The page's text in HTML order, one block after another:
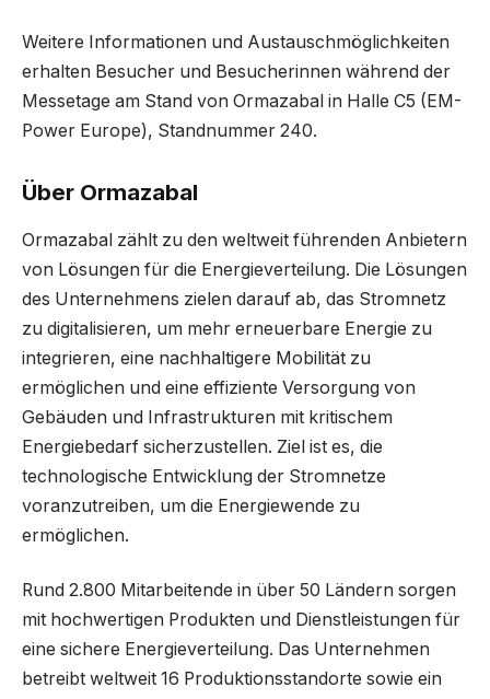
Weitere Informationen und Austauschmöglichkeiten
erhalten Besucher und Besucherinnen während der
Messetage am Stand von Ormazabal in Halle C5 (EM-
Power Europe), Standnummer 240.
Über Ormazabal
Ormazabal zählt zu den weltweit führenden Anbietern
von Lösungen für die Energieverteilung. Die Lösungen
des Unternehmens zielen darauf ab, das Stromnetz
zu digitalisieren, um mehr erneuerbare Energie zu
integrieren, eine nachhaltigere Mobilität zu
ermöglichen und eine effiziente Versorgung von
Gebäuden und Infrastrukturen mit kritischem
Energiebedarf sicherzustellen. Ziel ist es, die
technologische Entwicklung der Stromnetze
voranzutreiben, um die Energiewende zu
ermöglichen.
Rund 2.800 Mitarbeitende in über 50 Ländern sorgen
mit hochwertigen Produkten und Dienstleistungen für
eine sichere Energieverteilung. Das Unternehmen
betreibt weltweit 16 Produktionsstandorte sowie ein